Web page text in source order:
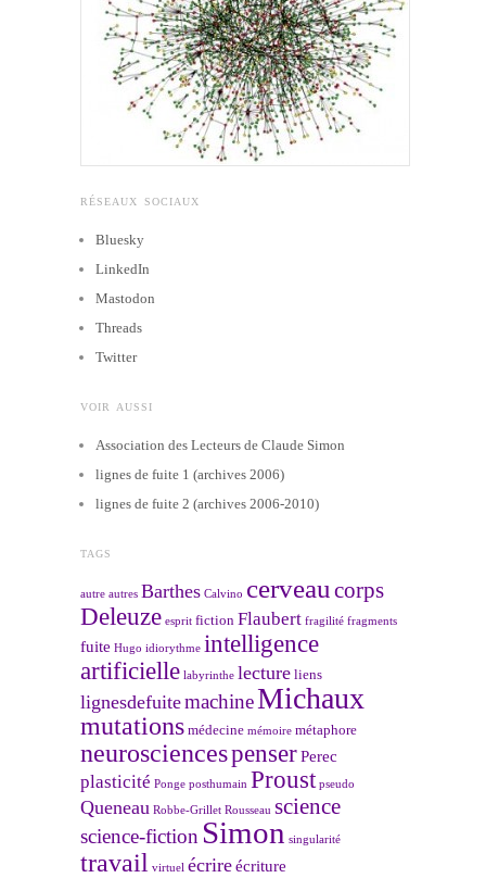
RÉSEAUX SOCIAUX
Bluesky
LinkedIn
Mastodon
Threads
Twitter
VOIR AUSSI
Association des Lecteurs de Claude Simon
lignes de fuite 1 (archives 2006)
lignes de fuite 2 (archives 2006-2010)
TAGS
autre autres Barthes Calvino cerveau corps
Deleuze esprit fiction Flaubert fragilité fragments
fuite Hugo idiorythme intelligence
artificielle labyrinthe lecture liens
lignesdefuitemachineMichaux
mutations médecine mémoire métaphore
neurosciencespenserPerec
plasticité Ponge posthumain Proust pseudo
Queneau Robbe-Grillet Rousseau science
science-fiction Simon singularité
travail virtuel écrireécriture